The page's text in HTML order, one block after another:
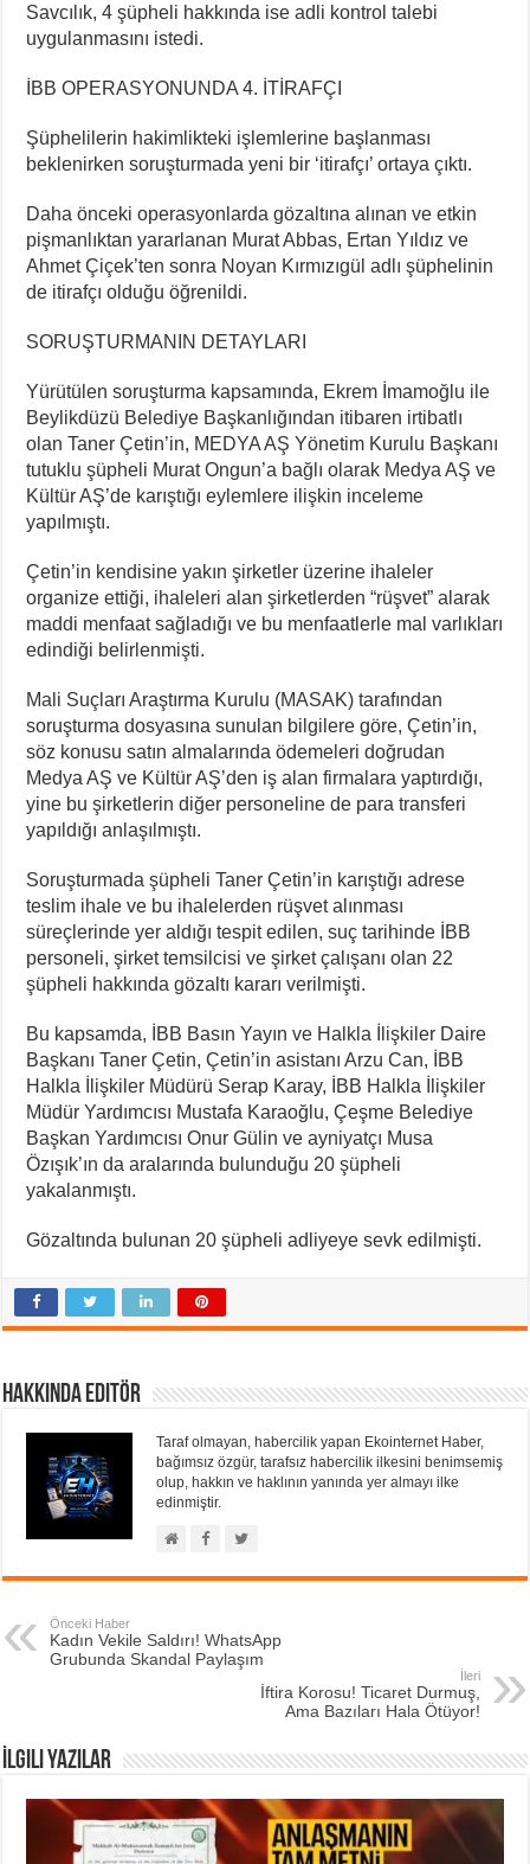
Savcılık, 4 şüpheli hakkında ise adli kontrol talebi
uygulanmasını istedi.
İBB OPERASYONUNDA 4. İTİRAFÇI
Şüphelilerin hakimlikteki işlemlerine başlanması
beklenirken soruşturmada yeni bir ‘itirafçı’ ortaya çıktı.
Daha önceki operasyonlarda gözaltına alınan ve etkin
pişmanlıktan yararlanan Murat Abbas, Ertan Yıldız ve
Ahmet Çiçek’ten sonra Noyan Kırmızıgül adlı şüphelinin
de itirafçı olduğu öğrenildi.
SORUŞTURMANIN DETAYLARI
Yürütülen soruşturma kapsamında, Ekrem İmamoğlu ile
Beylikdüzü Belediye Başkanlığından itibaren irtibatlı
olan Taner Çetin’in, MEDYA AŞ Yönetim Kurulu Başkanı
tutuklu şüpheli Murat Ongun’a bağlı olarak Medya AŞ ve
Kültür AŞ’de karıştığı eylemlere ilişkin inceleme
yapılmıştı.
Çetin’in kendisine yakın şirketler üzerine ihaleler
organize ettiği, ihaleleri alan şirketlerden “rüşvet” alarak
maddi menfaat sağladığı ve bu menfaatlerle mal varlıkları
edindiği belirlenmişti.
Mali Suçları Araştırma Kurulu (MASAK) tarafından
soruşturma dosyasına sunulan bilgilere göre, Çetin’in,
söz konusu satın almalarında ödemeleri doğrudan
Medya AŞ ve Kültür AŞ’den iş alan firmalara yaptırdığı,
yine bu şirketlerin diğer personeline de para transferi
yapıldığı anlaşılmıştı.
Soruşturmada şüpheli Taner Çetin’in karıştığı adrese
teslim ihale ve bu ihalelerden rüşvet alınması
süreçlerinde yer aldığı tespit edilen, suç tarihinde İBB
personeli, şirket temsilcisi ve şirket çalışanı olan 22
şüpheli hakkında gözaltı kararı verilmişti.
Bu kapsamda, İBB Basın Yayın ve Halkla İlişkiler Daire
Başkanı Taner Çetin, Çetin’in asistanı Arzu Can, İBB
Halkla İlişkiler Müdürü Serap Karay, İBB Halkla İlişkiler
Müdür Yardımcısı Mustafa Karaoğlu, Çeşme Belediye
Başkan Yardımcısı Onur Gülin ve ayniyatçı Musa
Özışık’ın da aralarında bulunduğu 20 şüpheli
yakalanmıştı.
Gözaltında bulunan 20 şüpheli adliyeye sevk edilmişti.
Hakkında Editör
Taraf olmayan, habercilik yapan Ekointernet Haber,
bağımsız özgür, tarafsız habercilik ilkesini benimsemiş
olup, hakkın ve haklının yanında yer almayı ilke
edinmiştir.
Önceki Haber
Kadın Vekile Saldırı! WhatsApp
Grubunda Skandal Paylaşım
İleri
İftira Korosu! Ticaret Durmuş,
Ama Bazıları Hala Ötüyor!
İlgili Yazılar